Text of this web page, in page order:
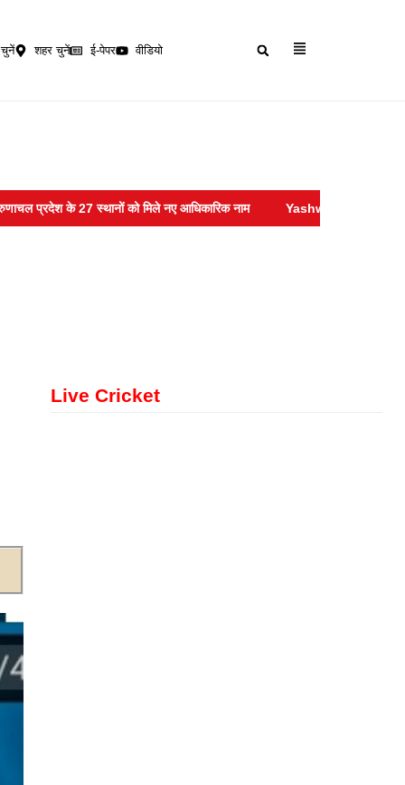
चुनें शहर चुनें ई-पेपर वीडियो
27 स्थानों को मिले नए आधिकारिक नाम Yashwant Verma :- सुप्रीम कोर्ट ने
Live Cricket